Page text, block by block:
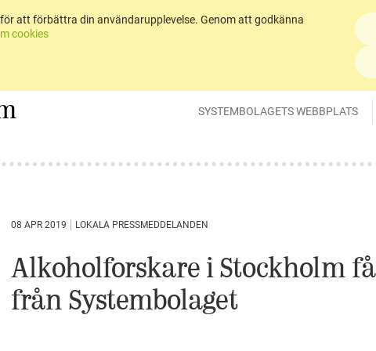
att förbättra din användarupplevelse. Genom att godkänna
cookies
SYSTEMBOLAGETS WEBBPLATS
08 APR 2019 LOKALA PRESSMEDDELANDEN
Alkoholforskare i Stockholm
från Systembolaget